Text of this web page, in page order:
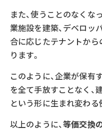
また、使うことのなくな
業施設を建築、デベロッ
合に応じたテナントか
ります。
このように、企業が保有
を全て手放すことなく、
という形に生まれ変わる
以上のように、等価交換